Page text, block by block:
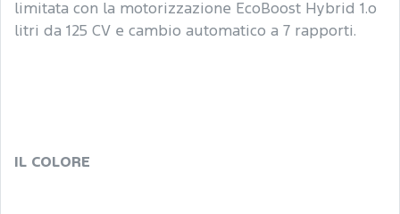
limitata con la motorizzazione EcoBoost Hybrid 1.o
litri da 125 CV e cambio automatico a 7 rapporti.
IL COLORE